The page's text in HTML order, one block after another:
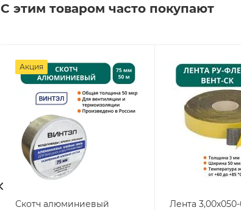
С этим товаром часто покупают
Акция
Скотч алюминиевый
Лента